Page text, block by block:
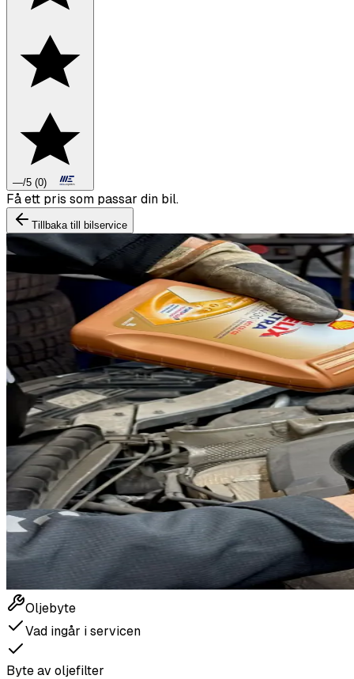
—/5 (0)
Boka däckbyte eller montering inför vintern.
Tillbaka till bilservice
Oljebyte
Vad ingår i servicen
Byte av oljefilter